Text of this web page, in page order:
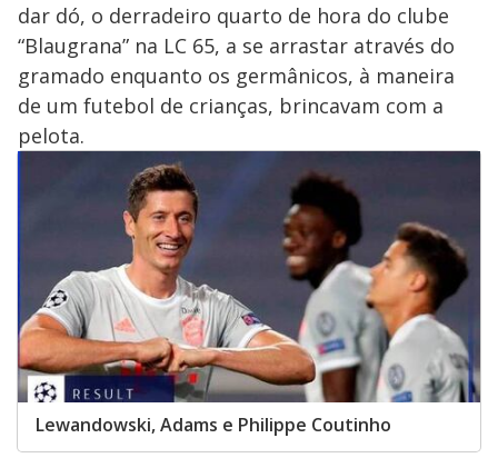
dar dó, o derradeiro quarto de hora do clube
“Blaugrana” na LC 65, a se arrastar através do
gramado enquanto os germânicos, à maneira
de um futebol de crianças, brincavam com a
pelota.
Lewandowski, Adams e Philippe Coutinho